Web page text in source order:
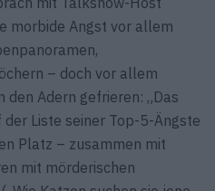
morbide Angst vor allem
– doch vor allem
Adern gefrieren: „Das
Liste seiner Top-5-Ängste
Platz – zusammen mit
mit mörderischen